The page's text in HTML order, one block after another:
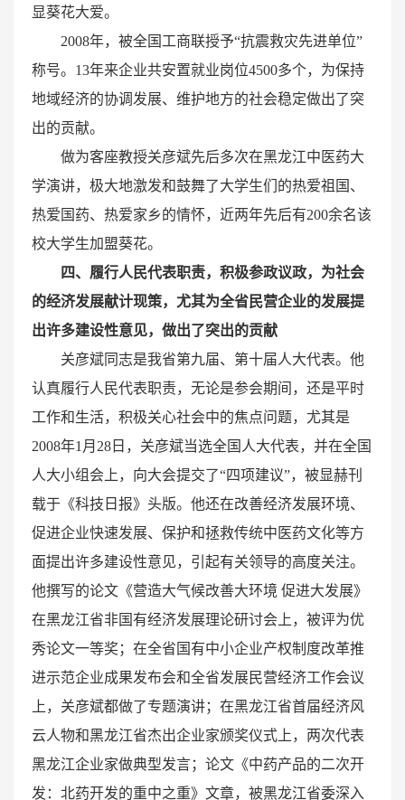
显葵花大爱。
2008年，被全国工商联授予“抗震救灾先进单位”
称号。13年来企业共安置就业岗位4500多个，为保持
地域经济的协调发展、维护地方的社会稳定做出了突
出的贡献。
做为客座教授关彦斌先后多次在黑龙江中医药大
学演讲，极大地激发和鼓舞了大学生们的热爱祖国、
热爱国药、热爱家乡的情怀，近两年先后有200余名该
校大学生加盟葵花。
四、履行人民代表职责，积极参政议政，为社会
的经济发展献计现策，尤其为全省民营企业的发展提
出许多建设性意见，做出了突出的贡献
关彦斌同志是我省第九届、第十届人大代表。他
认真履行人民代表职责，无论是参会期间，还是平时
工作和生活，积极关心社会中的焦点问题，尤其是
2008年1月28日，关彦斌当选全国人大代表，并在全国
人大小组会上，向大会提交了“四项建议”，被显赫刊
载于《科技日报》头版。他还在改善经济发展环境、
促进企业快速发展、保护和拯救传统中医药文化等方
面提出许多建设性意见，引起有关领导的高度关注。
他撰写的论文《营造大气候改善大环境 促进大发展》
在黑龙江省非国有经济发展理论研讨会上，被评为优
秀论文一等奖；在全省国有中小企业产权制度改革推
进示范企业成果发布会和全省发展民营经济工作会议
上，关彦斌都做了专题演讲；在黑龙江省首届经济风
云人物和黑龙江省杰出企业家颁奖仪式上，两次代表
黑龙江企业家做典型发言；论文《中药产品的二次开
发：北药开发的重中之重》文章，被黑龙江省委深入